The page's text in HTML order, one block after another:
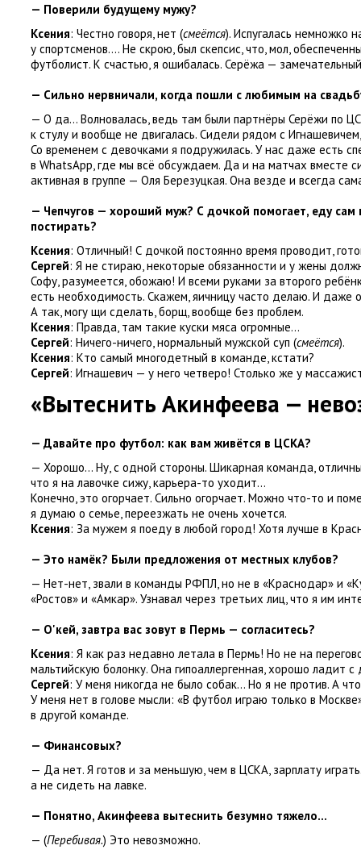
— Поверили будущему мужу?
Ксения: Честно говоря, нет (смеётся). Испугалась немножко
у спортсменов…. Не скрою, был скепсис, что, мол,
футболист. К счастью, я ошибалась. Серёжа —
— Сильно нервничали, когда пошли с любимым на
— О да… Волновалась, ведь там были партнёры Серёжи по
к стулу и вообще не двигалась. Сидели рядом с Игнашевичем,
Со временем с девочками я подружилась. У нас даже есть
в WhatsApp, где мы всё обсуждаем. Да и на матчах вместе
активная в группе — Оля Березуцкая. Она везде и всегда
— Чепчугов — хороший муж? С дочкой помогает, еду сам
постирать?
Ксения: Отличный! С дочкой постоянно время проводит,
Сергей: Я не стираю, некоторые обязанности и у жены
Софу, разумеется, обожаю! И всеми руками за второго
есть необходимость. Скажем, яичницу часто делаю. И даже
А так, могу щи сделать, борщ, вообще без проблем.
Ксения: Правда, там такие куски мяса огромные…
Сергей: Ничего-ничего, нормальный мужской суп (смеётся).
Ксения: Кто самый многодетный в команде, кстати?
Сергей: Игнашевич — у него четверо! Столько же у
«Вытеснить Акинфеева —
— Давайте про футбол: как вам живётся в ЦСКА?
— Хорошо… Ну, с одной стороны. Шикарная команда,
что я на лавочке сижу, карьера-то уходит…
Конечно, это огорчает. Сильно огорчает. Можно что-то и
я думаю о семье, переезжать не очень хочется.
Ксения: За мужем я поеду в любой город! Хотя лучше в
— Это намёк? Были предложения от местных клубов?
— Нет-нет, звали в команды РФПЛ, но не в «Краснодар» и
«Ростов» и «Амкар». Узнавал через третьих лиц, что я им
— О'кей, завтра вас зовут в Пермь — согласитесь?
Ксения: Я как раз недавно летала в Пермь! Но не на
мальтийскую болонку. Она гипоаллергенная, хорошо ладит с
Сергей: У меня никогда не было собак… Но я не против. А
У меня нет в голове мысли: «В футбол играю только в
в другой команде.
— Финансовых?
— Да нет. Я готов и за меньшую, чем в ЦСКА, зарплату
а не сидеть на лавке.
— Понятно, Акинфеева вытеснить безумно тяжело…
— (Перебивая.) Это невозможно.